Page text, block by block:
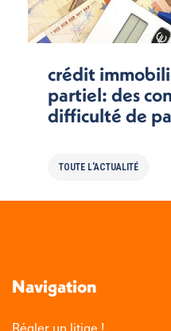
crédit
partiel: des
difficulté de
TOUTE L'ACTUALITÉ
Navigation
Régler un litige !